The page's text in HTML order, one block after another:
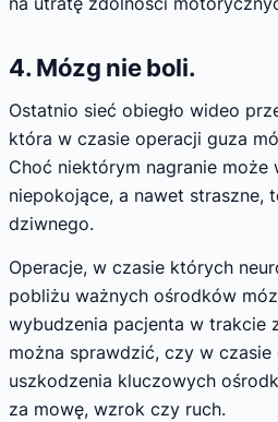
4. Mózg nie boli.
Ostatnio sieć obiegło wideo
która w czasie operacji guza
Choć niektórym nagranie może
niepokojące, a nawet straszne,
dziwnego.
Operacje, w czasie których
pobliżu ważnych ośrodków
wybudzenia pacjenta w trakcie
można sprawdzić, czy w czasie
uszkodzenia kluczowych
za mowę, wzrok czy ruch.